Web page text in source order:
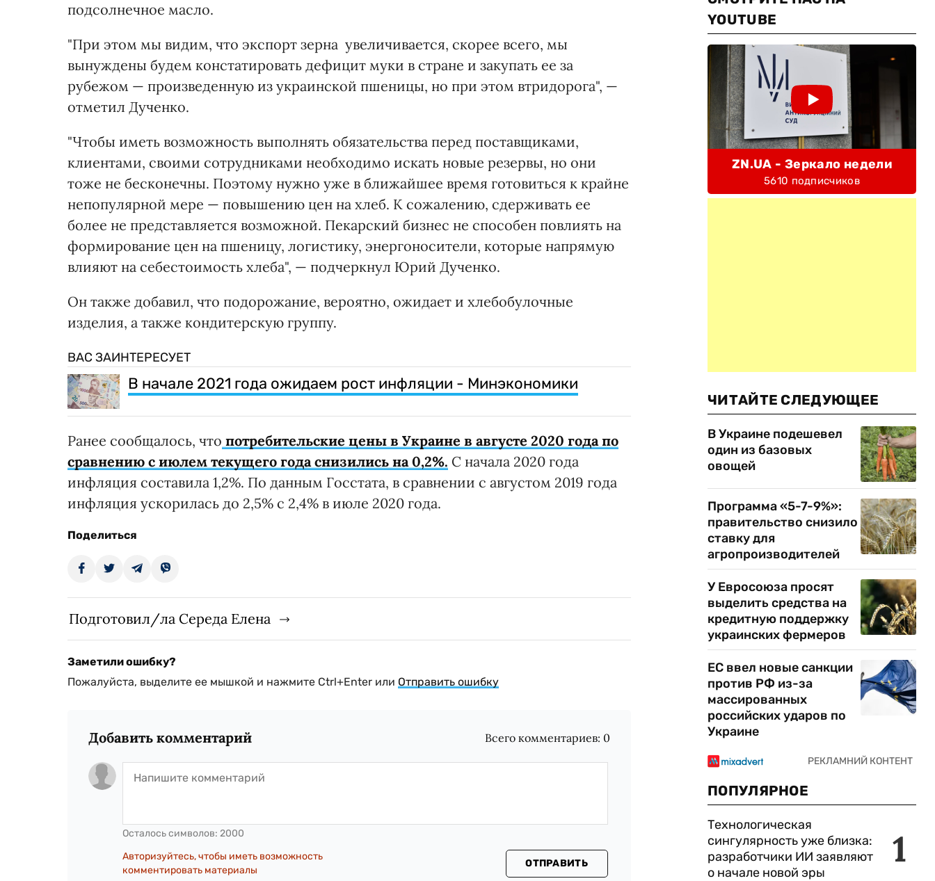
подсолнечное масло.
"При этом мы видим, что экспорт зерна увеличивается, скорее всего, мы
вынуждены будем констатировать дефицит муки в стране и закупать ее за
рубежом — произведенную из украинской пшеницы, но при этом втридорога", —
отметил Дученко.
"Чтобы иметь возможность выполнять обязательства перед поставщиками,
клиентами, своими сотрудниками необходимо искать новые резервы, но они
тоже не бесконечны. Поэтому нужно уже в ближайшее время готовиться к крайне
непопулярной мере — повышению цен на хлеб. К сожалению, сдерживать ее
более не представляется возможной. Пекарский бизнес не способен повлиять на
формирование цен на пшеницу, логистику, энергоносители, которые напрямую
влияют на себестоимость хлеба", — подчеркнул Юрий Дученко.
Он также добавил, что подорожание, вероятно, ожидает и хлебобулочные
изделия, а также кондитерскую группу.
ВАС ЗАИНТЕРЕСУЕТ
В начале 2021 года ожидаем рост инфляции - Минэкономики
Ранее сообщалось, что потребительские цены в Украине в августе 2020 года по
сравнению с июлем текущего года снизились на 0,2%. С начала 2020 года
инфляция составила 1,2%. По данным Госстата, в сравнении с августом 2019 года
инфляция ускорилась до 2,5% с 2,4% в июле 2020 года.
Поделиться
Подготовил/ла Середа Елена
Заметили ошибку?
Пожалуйста, выделите ее мышкой и нажмите Ctrl+Enter или Отправить ошибку
Добавить комментарий Всего комментариев: 0
Осталось символов: 2000
Авторизуйтесь, чтобы иметь возможность
комментировать материалы
ОТПРАВИТЬ
YOUTUBE
ZN.UA - Зеркало недели
5610 подписчиков
ЧИТАЙТЕ СЛЕДУЮЩЕЕ
В Украине подешевел
один из базовых
овощей
Программа «5-7-9%»:
правительство снизило
ставку для
агропроизводителей
У Евросоюза просят
выделить средства на
кредитную поддержку
украинских фермеров
ЕС ввел новые санкции
против РФ из-за
массированных
российских ударов по
Украине
ПОПУЛЯРНОЕ
1
Технологическая
сингулярность уже близка:
разработчики ИИ заявляют
о начале новой эры